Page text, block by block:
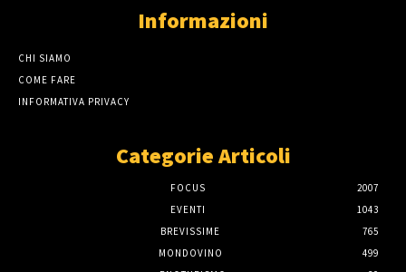
Informazioni
CHI SIAMO
COME FARE
INFORMATIVA PRIVACY
Categorie Articoli
FOCUS
2007
EVENTI
1043
BREVISSIME
765
MONDOVINO
499